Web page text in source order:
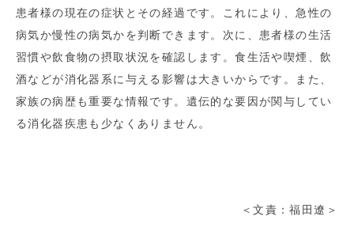
患者様の現在の症状とその経過です。これにより、急性の
病気か慢性の病気かを判断できます。次に、患者様の生活
習慣や飲食物の摂取状況を確認します。食生活や喫煙、飲
酒などが消化器系に与える影響は大きいからです。また、
家族の病歴も重要な情報です。遺伝的な要因が関与してい
る消化器疾患も少なくありません。
＜文責：福田遼＞